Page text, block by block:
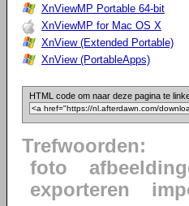
XnViewMP Portable 64-bit
XnViewMP for Mac OS X
XnView (Extended Portable)
XnView (PortableApps)
HTML code om naar deze pagina te
Trefwoorden:
foto
exporteren